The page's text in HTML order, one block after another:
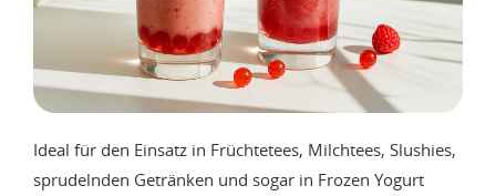
Ideal für den Einsatz in Früchtetees, Milchtees, Slushies,
sprudelnden Getränken und sogar in Frozen Yogurt